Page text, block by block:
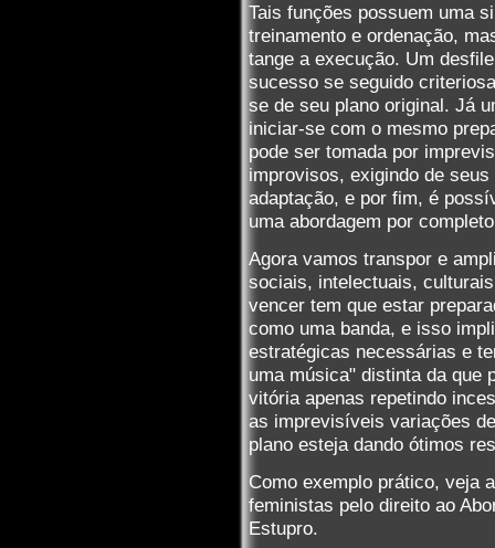
Tais funções possuem uma
treinamento e ordenação,
tange a execução. Um
sucesso se seguido
se de seu plano original. Já
iniciar-se com o mesmo
pode ser tomada por
improvisos, exigindo de
adaptação, e por fim, é
uma abordagem por
Agora vamos transpor e
sociais, intelectuais,
vencer tem que estar
como uma banda, e isso
estratégicas necessárias e
uma música" distinta da que
vitória apenas repetindo
as imprevisíveis variações
plano esteja dando ótimos
Como exemplo prático, veja
feministas pelo direito ao
Estupro.